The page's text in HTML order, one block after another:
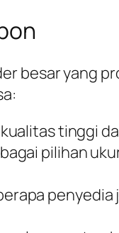
besar yang
tinggi
pilihan